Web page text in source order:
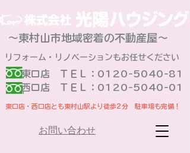
お問い合わせ
～東村山市地域密着の不動産屋～
東口店 ＴＥＬ：0120-5040-81
​西口店 ＴＥＬ：0120-5040-01
リフォーム・リノベーションもお任せください
東口店・西口店とも東村山駅より徒歩2分 駐車場も完備！